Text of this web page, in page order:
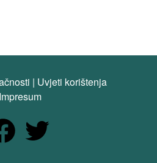
| Uvjeti korištenja
Impresum